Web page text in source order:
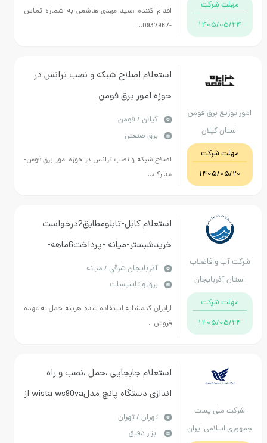
شرکت
1405/
اقدام کننده :سید مهدی هاشمی به شماره تماس
-0937987...
برق فومن
شرکت
1405/
استعلام اصلاح شبکه و نصب ترانس در
حوزه امور برق فومن
گيلان / فومن
برق صنعتی
اصلاح شبکه و نصب ترانس در حوزه امور برق فومن-
مدارک...
و فاضلاب
شرقی
شرکت
1405/
استعلام کابل-تابلومطابق2درخواست
خریدشبستر-میانه -پرداخت6ماهه-
هماهنگی بامالی21413304-041خانم فضل
علی
آذربايجان شرقي / میانه
برق و تاسیسات
ازایران کدمشابه استفاده شده-هزینه حمل به عهده
فروش...
ملی پست
ایران
استعلام جابجایی ،حمل ،نصب و راه
اندازی دستگاه پانچ مدلwista ws90va از
دفتر پستی حکیمیه واقع در جاده تلو به
ساختمان تجزیه و مبادلات واقع در چهار
تهران / تهران
ابزار دقیق